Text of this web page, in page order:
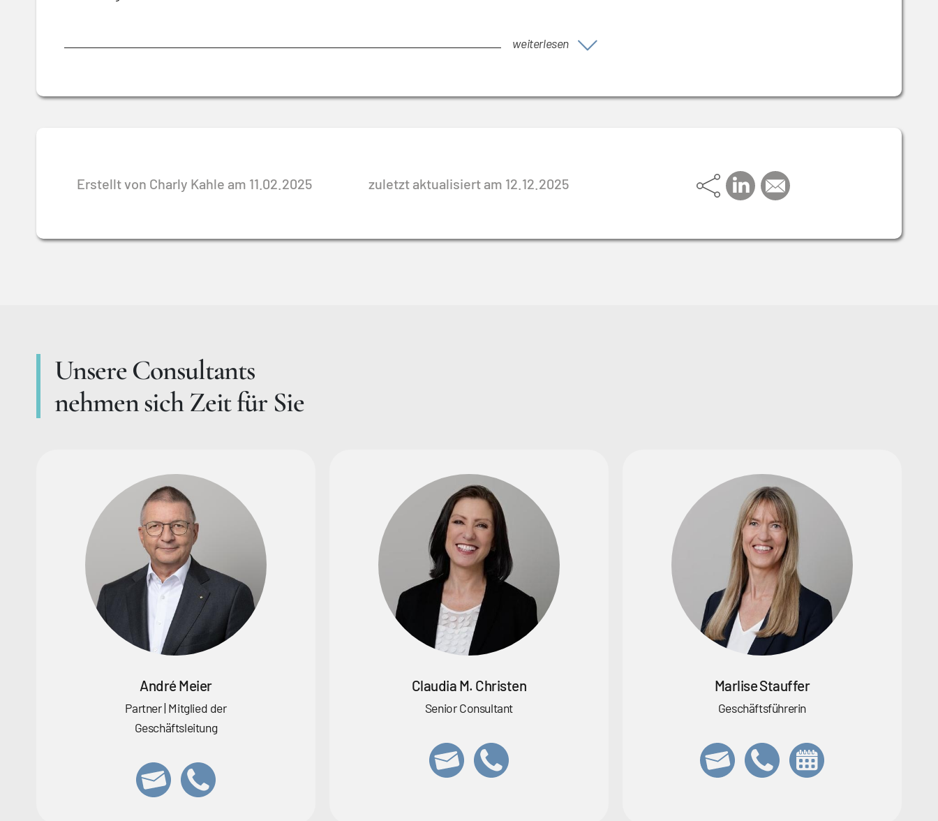
weiterlesen
Erstellt von Charly Kahle am 11.02.2025 zuletzt aktualisiert am 12.12.2025
Unsere Consultants
nehmen sich Zeit für Sie
André Meier
Partner | Mitglied der
Geschäftsleitung
Claudia M. Christen
Senior Consultant
Marlise Stauffer
Geschäftsführerin